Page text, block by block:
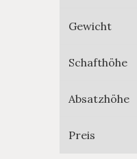
Gewicht
Schafthöhe
Absatzhöhe
Preis